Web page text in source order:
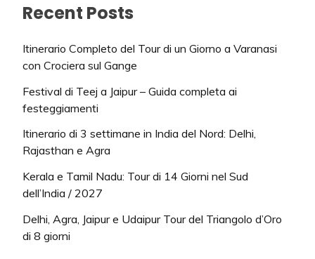
Recent Posts
Itinerario Completo del Tour di un Giorno a Varanasi
con Crociera sul Gange
Festival di Teej a Jaipur – Guida completa ai
festeggiamenti
Itinerario di 3 settimane in India del Nord: Delhi,
Rajasthan e Agra
Kerala e Tamil Nadu: Tour di 14 Giorni nel Sud
dell’India / 2027
Delhi, Agra, Jaipur e Udaipur Tour del Triangolo d’Oro
di 8 giorni